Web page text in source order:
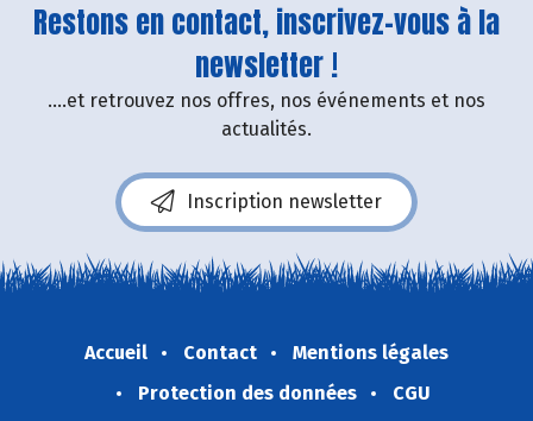
Restons en contact, inscrivez-vous à la
newsletter !
....et retrouvez nos offres, nos événements et nos
actualités.
Inscription newsletter
Accueil Contact
Mentions légales
Protection des données
CGU